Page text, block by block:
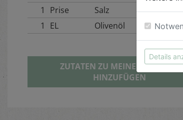
1
Prise
Salz
1
EL Olivenöl
ZUTATEN ZU MEINER BIOKISTE
HINZUFÜGEN
Details